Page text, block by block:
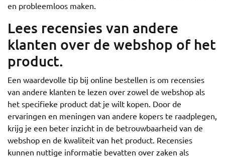
en probleemloos maken.
Lees recensies van andere
klanten over de webshop of het
product.
Een waardevolle tip bij online bestellen is om recensies
van andere klanten te lezen over zowel de webshop als
het specifieke product dat je wilt kopen. Door de
ervaringen en meningen van andere kopers te raadplegen,
krijg je een beter inzicht in de betrouwbaarheid van de
webshop en de kwaliteit van het product. Recensies
kunnen nuttige informatie bevatten over zaken als